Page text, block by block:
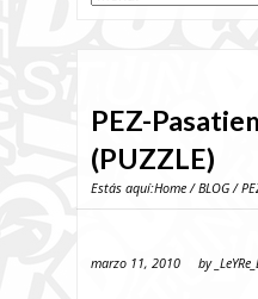
PEZ-
(PUZZLE)
Estás aquí:Home/BLOG/
marzo 11, 2010 by